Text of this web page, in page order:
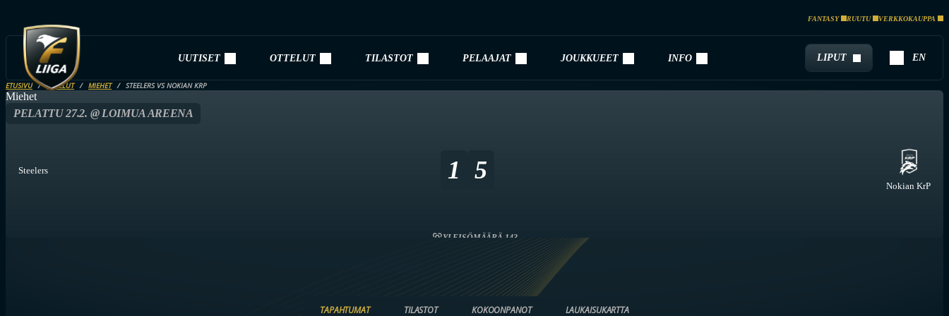
FANTASY RUUTU VERKKOKAUPPA
UUTISET OTTELUT TILASTOT PELAAJAT JOUKKUEET INFO LIPUT EN
ETUSIVU OTTELUT MIEHET STEELERS VS NOKIAN KRP
Miehet
PELATTU 27.2. @ LOIMUA AREENA
Steelers 1 5
Nokian KrP
YLEISÖMÄÄRÄ 143
TAPAHTUMAT TILASTOT KOKOONPANOT LAUKAISUKARTTA